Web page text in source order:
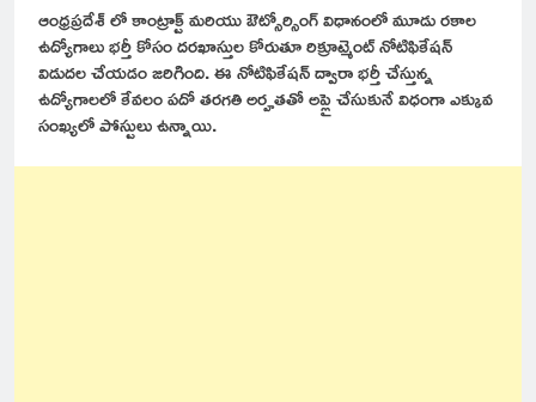
ఆంధ్రప్రదేశ్ లో కాంట్రాక్ట్ మరియు ఔట్సోర్సింగ్ విధానంలో మూడు రకాల
ఉద్యోగాలు భర్తీ కోసం దరఖాస్తుల కోరుతూ రిక్రూట్మెంట్ నోటిఫికేషన్
విడుదల చేయడం జరిగింది. ఈ నోటిఫికేషన్ ద్వారా భర్తీ చేస్తున్న
ఉద్యోగాలలో కేవలం పదో తరగతి అర్హతతో అప్లై చేసుకునే విధంగా ఎక్కువ
సంఖ్యలో పోస్టులు ఉన్నాయి.